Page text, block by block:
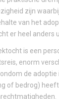
zijn
van het
er heel anders
is een
enorm
de
of bedrog)